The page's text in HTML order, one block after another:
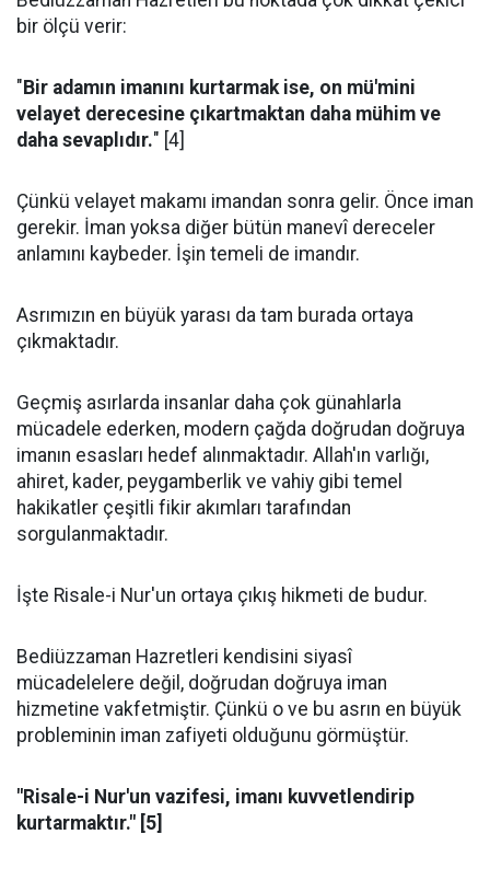
bir ölçü verir:
" Bir adamın imanını kurtarmak ise, on mü'mini
velayet derecesine çıkartmaktan daha mühim ve
daha sevaplıdır." [4]
Çünkü velayet makamı imandan sonra gelir. Önce iman
gerekir. İman yoksa diğer bütün manevî dereceler
anlamını kaybeder. İşin temeli de imandır.
Asrımızın en büyük yarası da tam burada ortaya
çıkmaktadır.
Geçmiş asırlarda insanlar daha çok günahlarla
mücadele ederken, modern çağda doğrudan doğruya
imanın esasları hedef alınmaktadır. Allah'ın varlığı,
ahiret, kader, peygamberlik ve vahiy gibi temel
hakikatler çeşitli fikir akımları tarafından
sorgulanmaktadır.
İşte Risale-i Nur'un ortaya çıkış hikmeti de budur.
Bediüzzaman Hazretleri kendisini siyasî
mücadelelere değil, doğrudan doğruya iman
hizmetine vakfetmiştir. Çünkü o ve bu asrın en büyük
probleminin iman zafiyeti olduğunu görmüştür.
"Risale-i Nur'un vazifesi, imanı kuvvetlendirip
kurtarmaktır." [5]